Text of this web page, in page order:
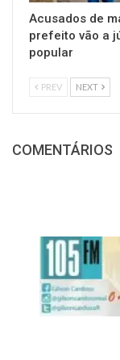
Acusados de
prefeito vão a
popular
PREV NEXT
COMENTÁRIOS